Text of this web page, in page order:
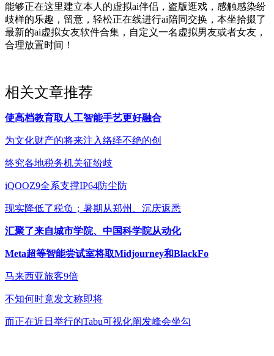
能够正在这里建立本人的虚拟ai伴侣，盗版逛戏，感触感染纷
歧样的乐趣，留意，轻松正在线进行ai陪同交换，本坐拾掇了
最新的ai虚拟女友软件合集，自定义一名虚拟男友或者女友，
合理放置时间！
相关文章推荐
使高档教育取人工智能手艺更好融合
为文化财产的将来注入络绎不绝的创
终究各地税务机关征纷歧
iQOOZ9全系支撑IP64防尘防
现实降低了税负；暑期从郑州、沉庆返悉
汇聚了来自城市学院、中国科学院从动化
Meta超等智能尝试室将取Midjourney和BlackFo
马来西亚旅客9倍
不知何时竟发文称即将
而正在近日举行的Tabu可视化阐发峰会坐勾